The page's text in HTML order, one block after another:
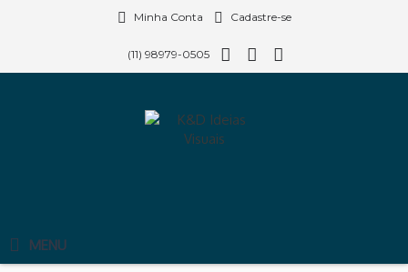
Minha Conta Cadastre-se
(11) 98979-0505
MENU